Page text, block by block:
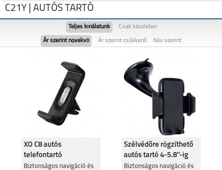
REALME NOTE 50
REALME 11 5G REALME 9 PRO 5G
C21Y | AUTÓS TARTÓ
Teljes kínálatunk Csak készleten
Ár szerint növekvő Ár szerint csökkenő Név szerint
XO C8 autós
telefontartó
szellőzőrácsra, Fekete
Biztonságos navigáció és
Szélvédőre rögzíthető
autós tartó 4-5.8''-ig
Biztonságos navigáció és